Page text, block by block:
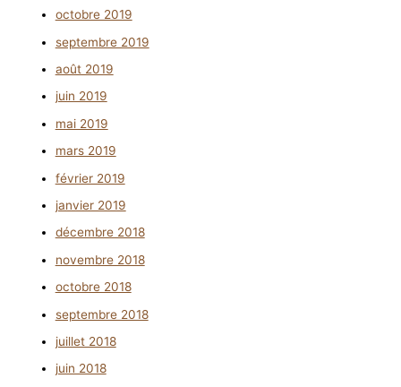
octobre 2019
septembre 2019
août 2019
juin 2019
mai 2019
mars 2019
février 2019
janvier 2019
décembre 2018
novembre 2018
octobre 2018
septembre 2018
juillet 2018
juin 2018